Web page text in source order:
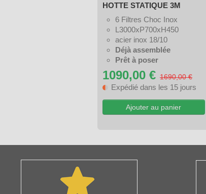
HOTTE STATIQUE 3M
6 Filtres Choc Inox
L3000xP700xH450
acier inox 18/10
Déjà assemblée
Prêt à poser
1090,00 € 1690,00 €
Expédié dans les 15 jours
Ajouter au panier